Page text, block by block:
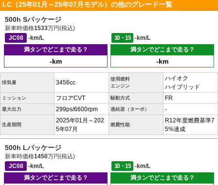
LC（25年01月～25年07月モデル）の他のグレード一覧
500h Sパッケージ
新車時価格1533万円(税込)
JC08
-km/L 10・15
-km/L
満タンでどこまで走る？
-km
満タンでどこまで走る？
-km
排気量 3456cc
使用燃料
エンジン
ハイオク
ハイブリッド
ミッション フロアCVT 駆動方式 FR
最大出力 299ps/6600rpm 過給器（ターボ） -
生産期間
2025年01月～202
5年07月
燃費性能
R12年度燃費基準7
5%達成
500h Lパッケージ
新車時価格1450万円(税込)
JC08
-km/L 10・15
-km/L
満タンでどこまで走る？
満タンでどこまで走る？